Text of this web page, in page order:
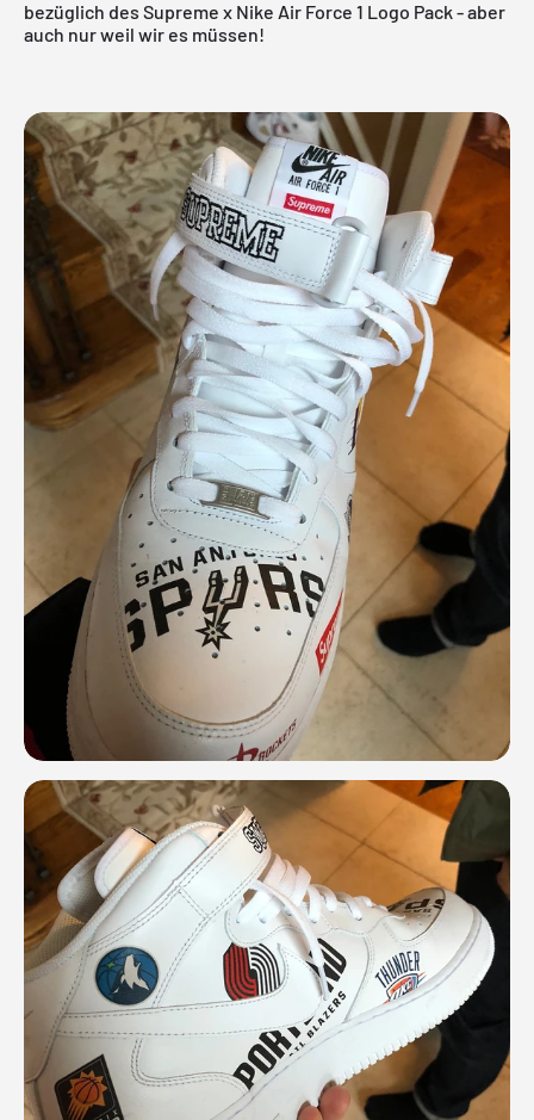
bezüglich des Supreme x Nike Air Force 1 Logo Pack - aber
auch nur weil wir es müssen!